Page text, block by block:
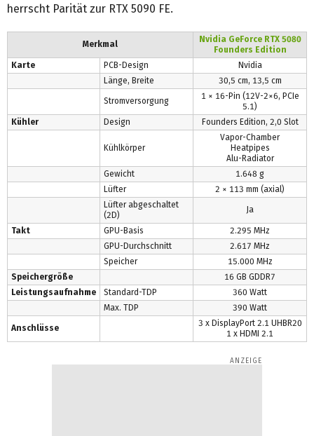
herrscht Parität zur RTX 5090 FE.
Merkmal
Nvidia GeForce RTX 5080
Founders Edition
Karte
PCB-Design
Nvidia
Länge, Breite
30,5 cm, 13,5 cm
Stromversorgung
1 × 16-Pin (12V-2×6, PCIe
5.1)
Kühler
Design Founders Edition, 2,0 Slot
Kühlkörper
Vapor-Chamber
Heatpipes
Alu-Radiator
Gewicht
1.648 g
Lüfter
2 × 113 mm (axial)
Lüfter abgeschaltet
(2D)
Ja
Takt GPU-Basis
2.295 MHz
GPU-Durchschnitt
2.617 MHz
Speicher
15.000 MHz
Speichergröße
16 GB GDDR7
Leistungsaufnahme
Standard-TDP
360 Watt
Max. TDP
390 Watt
Anschlüsse
3 x DisplayPort 2.1 UHBR20
1 x HDMI 2.1